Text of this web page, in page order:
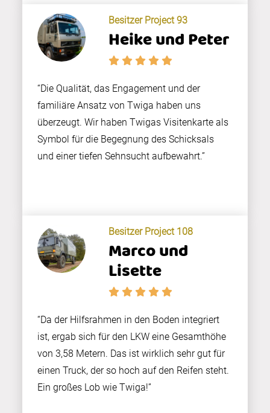
Besitzer Project 93
Heike und Peter
“Die Qualität, das Engagement und der
familiäre Ansatz von Twiga haben uns
überzeugt. Wir haben Twigas Visitenkarte als
Symbol für die Begegnung des Schicksals
und einer tiefen Sehnsucht aufbewahrt.”
Besitzer Project 108
Marco und
Lisette
“Da der Hilfsrahmen in den Boden integriert
ist, ergab sich für den LKW eine Gesamthöhe
von 3,58 Metern. Das ist wirklich sehr gut für
einen Truck, der so hoch auf den Reifen steht.
Ein großes Lob wie Twiga!”